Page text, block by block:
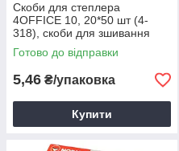
Скоби для степлера
4OFFICE 10, 20*50 шт (4-
318), скоби для зшивання
паперу
Готово до відправки
5,46 ₴/упаковка
Купити